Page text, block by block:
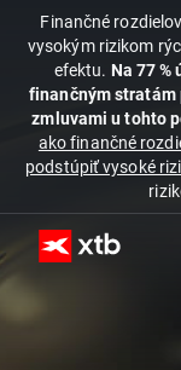
Finančné
vysokým rizikom
efektu. Na 77
finančným stratám
zmluvami u tohto
ako finančné
podstúpiť vysoké